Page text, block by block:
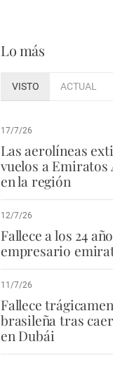
Lo más
VISTO ACTUAL
17/7/26
Las aerolíneas
vuelos a Emiratos
en la región
12/7/26
Fallece a los 24
empresario
11/7/26
Fallece
brasileña tras
en Dubái